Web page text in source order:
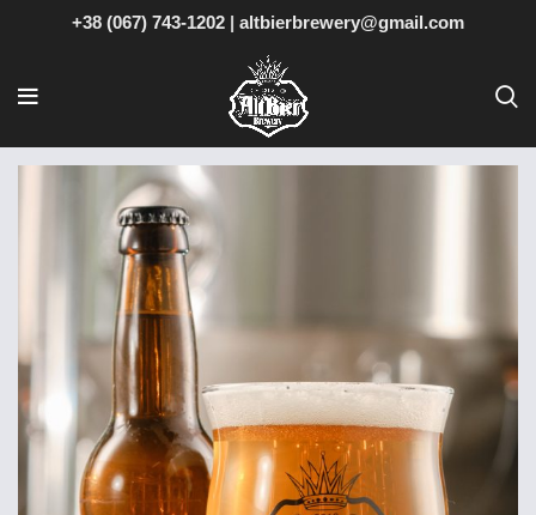
+38 (067) 743-1202 | altbierbrewery@gmail.com